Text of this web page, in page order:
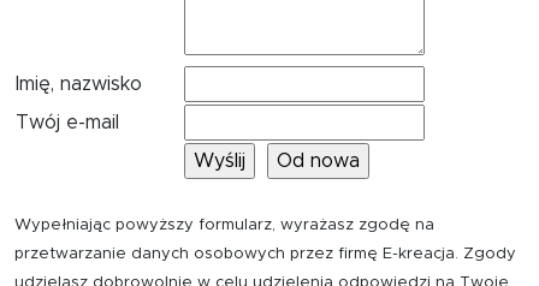
Imię, nazwisko
Twój e-mail
Wypełniając powyższy formularz, wyrażasz zgodę na
przetwarzanie danych osobowych przez firmę E-kreacja. Zgody